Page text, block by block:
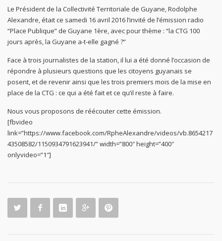
Le Président de la Collectivité Territoriale de Guyane, Rodolphe
Alexandre, était ce samedi 16 avril 2016 l’invité de l’émission radio
“Place Publique” de Guyane 1ère, avec pour thème : “la CTG 100
jours après, la Guyane a-t-elle gagné ?”
Face à trois journalistes de la station, il lui a été donné l’occasion de
répondre à plusieurs questions que les citoyens guyanais se
posent, et de revenir ainsi que les trois premiers mois de la mise en
place de la CTG : ce qui a été fait et ce qu’il reste à faire.
Nous vous proposons de réécouter cette émission.
[fbvideo
link=”https://www.facebook.com/RpheAlexandre/videos/vb.8654217
43508582/1150934791623941/” width=”800″ height=”400″
onlyvideo=”1″]